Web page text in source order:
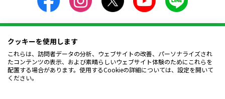
飲酒は20歳になってから。飲酒運転は法律で禁止されています。
お酒は楽しく適量を。飲んだあとはリサイクルへ。
妊娠中や授乳期の飲酒は、胎児・幼児の発育に
悪影響を与えるおそれがあります。
クッキーを使用します
これらは、訪問者データの分析、ウェブサイトの改善、パーソナライズされ
たコンテンツの表示、および素晴らしいウェブサイト体験のためにこれらを
配置する場合があります。使用するCookieの詳細については、設定を開いて
ください。